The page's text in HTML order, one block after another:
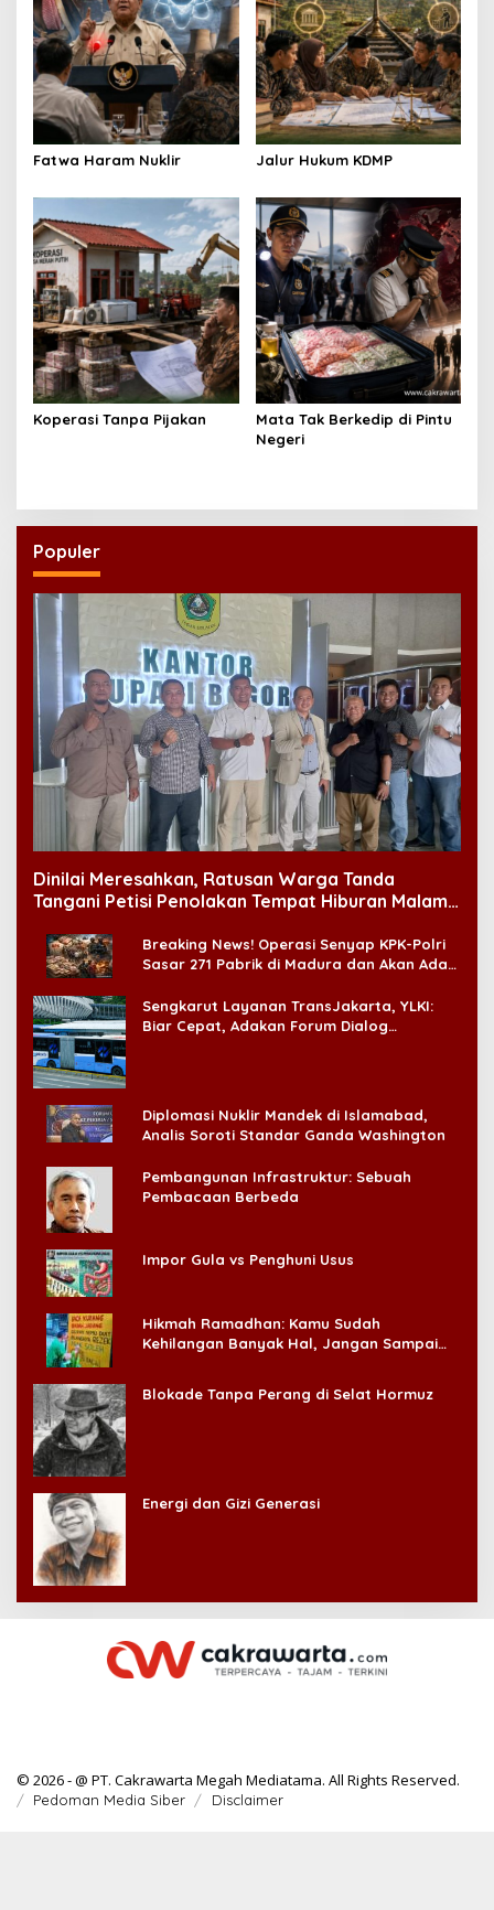
Fatwa Haram Nuklir Jalur Hukum KDMP
Koperasi Tanpa Pijakan
Mata Tak Berkedip di Pintu
Negeri
Populer
Dinilai Meresahkan, Ratusan Warga Tanda
Tangani Petisi Penolakan Tempat Hiburan Malam
Breaking News! Operasi Senyap KPK-Polri
Sasar 271 Pabrik di Madura dan Akan Ada
Sengkarut Layanan TransJakarta, YLKI:
Biar Cepat, Adakan Forum Dialog
Diplomasi Nuklir Mandek di Islamabad,
Analis Soroti Standar Ganda Washington
Pembangunan Infrastruktur: Sebuah
Pembacaan Berbeda
Impor Gula vs Penghuni Usus
Hikmah Ramadhan: Kamu Sudah
Kehilangan Banyak Hal, Jangan Sampai
Blokade Tanpa Perang di Selat Hormuz
Energi dan Gizi Generasi
© 2026 - @ PT. Cakrawarta Megah Mediatama. All Rights Reserved.
Pedoman Media Siber Disclaimer